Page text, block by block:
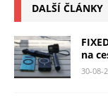
DALŠÍ ČLÁNKY
na
30-08-